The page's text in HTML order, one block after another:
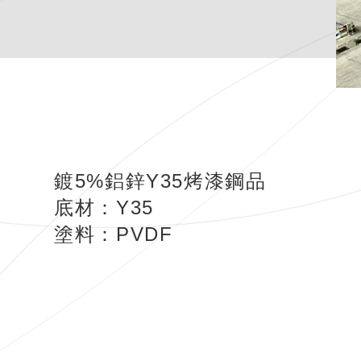
鍍5%鋁鋅Y35烤漆鋼品
底材：Y35
塗料：PVDF